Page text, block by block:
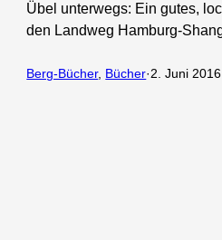
Übel unterwegs: Ein gutes,
den Landweg Hamburg-
Berg-Bücher, Bücher·2. Juni 2016